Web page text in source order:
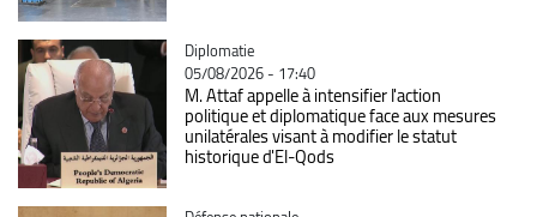
Catégorie
Diplomatie
05/08/2026 - 17:40
M. Attaf appelle à intensifier l'action
politique et diplomatique face aux mesures
unilatérales visant à modifier le statut
historique d'El-Qods